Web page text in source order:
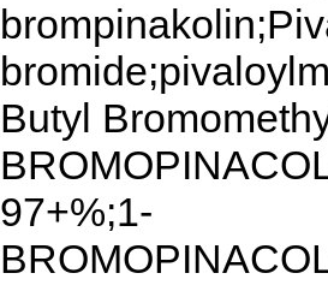
Butyl
97+%;1-